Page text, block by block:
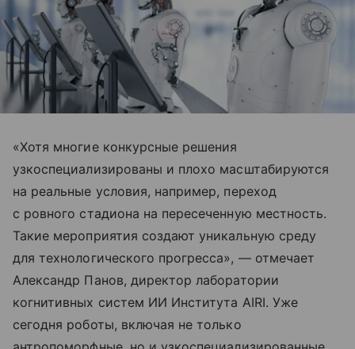
«Хотя многие конкурсные решения
узкоспециализированы и плохо масштабируются
на реальные условия, например, переход
с ровного стадиона на пересеченную местность.
Такие мероприятия создают уникальную среду
для технологического прогресса», — отмечает
Александр Панов, директор лаборатории
когнитивных систем ИИ Института AIRI. Уже
сегодня роботы, включая не только